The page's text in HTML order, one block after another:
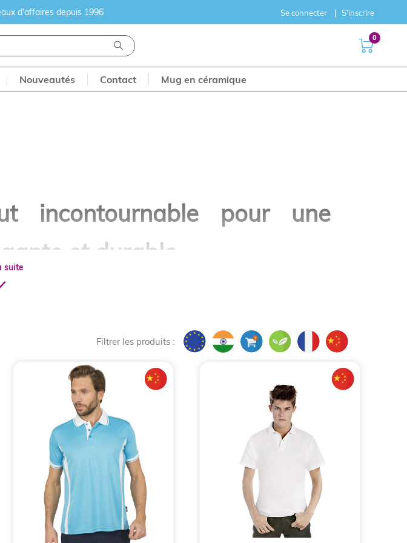
d'affaires depuis 1996 Se connecter S'inscrire
0
Nouveautés Contact Mug en céramique
incontournable pour une
et durable
les époques sans jamais perdre de sa superbe, c’est bien le polo. À la
et la personnalisation de leurscadeaux d'affairesetvêtements
vu les tendances évoluer, mais l’attrait pour le
techniques de marquage privilégier ? Ce guide complet vous plonge au
ambassadeur de votre marque.
suite
Filtrer les produits :